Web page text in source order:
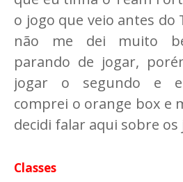
o jogo que veio antes do
não me dei muito
parando de jogar,
jogar o segundo e
comprei o orange box e
decidi falar aqui sobre os
Classes